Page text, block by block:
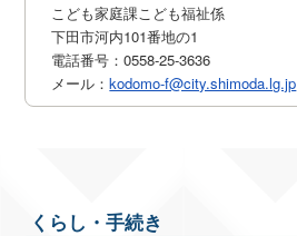
こども家庭課こども福祉係
下田市河内101番地の1
電話番号：0558-25-3636
メール：kodomo-f@city.shimoda.lg.jp
くらし・手続き